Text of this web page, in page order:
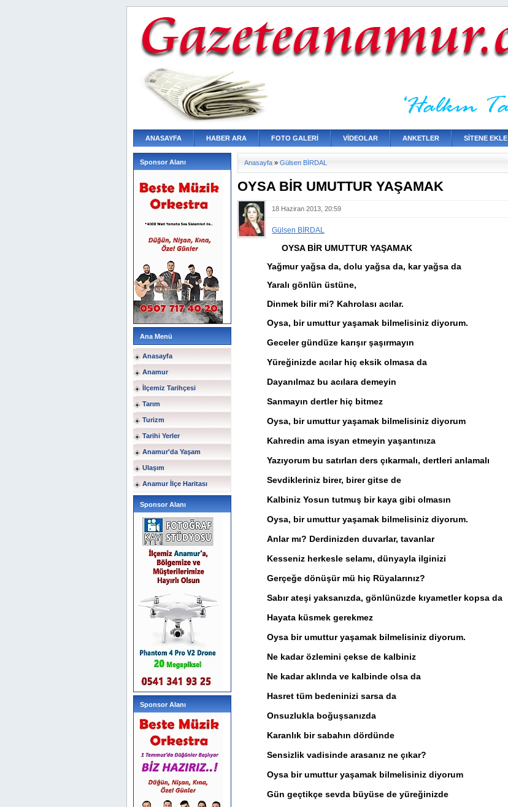
ANASAYFA HABER ARA FOTO GALERİ VİDEOLAR ANKETLER SİTENE EKLE
Sponsor Alanı
Ana Menü
Anasayfa
Anamur
İlçemiz Tarihçesi
Tarım
Turizm
Tarihi Yerler
Anamur'da Yaşam
Ulaşım
Anamur İlçe Haritası
Sponsor Alanı
Sponsor Alanı
Anasayfa » Gülsen BİRDAL
OYSA BİR UMUTTUR YAŞAMAK
18 Haziran 2013, 20:59
Gülsen BİRDAL
OYSA BİR UMUTTUR YAŞAMAK
Yağmur yağsa da, dolu yağsa da, kar yağsa da
Yaralı gönlün üstüne,
Dinmek bilir mi? Kahrolası acılar.
Oysa, bir umuttur yaşamak bilmelisiniz diyorum.
Geceler gündüze karışır şaşırmayın
Yüreğinizde acılar hiç eksik olmasa da
Dayanılmaz bu acılara demeyin
Sanmayın dertler hiç bitmez
Oysa, bir umuttur yaşamak bilmelisiniz diyorum
Kahredin ama isyan etmeyin yaşantınıza
Yazıyorum bu satırları ders çıkarmalı, dertleri anlamalı
Sevdikleriniz birer, birer gitse de
Kalbiniz Yosun tutmuş bir kaya gibi olmasın
Oysa, bir umuttur yaşamak bilmelisiniz diyorum.
Anlar mı? Derdinizden duvarlar, tavanlar
Kesseniz herkesle selamı, dünyayla ilginizi
Gerçeğe dönüşür mü hiç Rüyalarınız?
Sabır ateşi yaksanızda, gönlünüzde kıyametler kopsa da
Hayata küsmek gerekmez
Oysa bir umuttur yaşamak bilmelisiniz diyorum.
Ne kadar özlemini çekse de kalbiniz
Ne kadar aklında ve kalbinde olsa da
Hasret tüm bedeninizi sarsa da
Onsuzlukla boğuşsanızda
Karanlık bir sabahın dördünde
Sensizlik vadisinde arasanız ne çıkar?
Oysa bir umuttur yaşamak bilmelisiniz diyorum
Gün geçtikçe sevda büyüse de yüreğinizde